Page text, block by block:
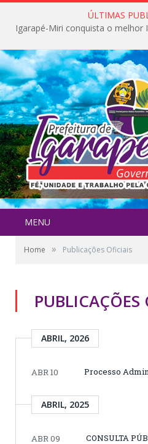
ÚLTIMAS
MENU
Home » Publicações Oficiais
PUBLICAÇÕES
ABRIL, 2026
ABR 10 Processo
ABRIL, 2025
ABR 09
CONSULTA